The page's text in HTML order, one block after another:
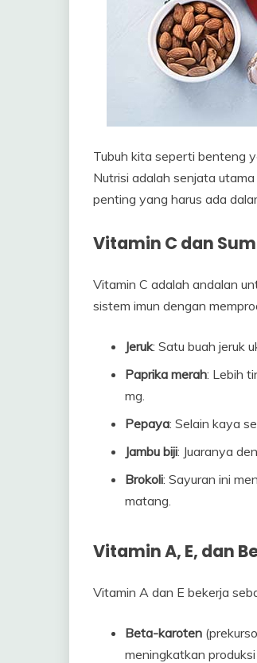
Tubuh kita seperti benteng
Nutrisi adalah senjata
penting yang harus ada
Vitamin C dan
Vitamin C adalah andalan
sistem imun dengan
Jeruk: Satu buah jeruk
Paprika merah: Lebih
mg.
Pepaya: Selain kaya
Jambu biji: Juaranya
Brokoli: Sayuran ini
matang.
Vitamin A, E, dan
Vitamin A dan E bekerja
Beta-karoten
meningkatkan